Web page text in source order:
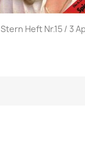
Vorschau
Stern Heft Nr.15 / 3